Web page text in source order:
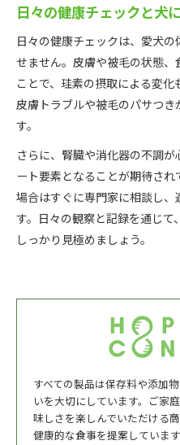
日々の健康チェックと犬
日々の健康チェックは、愛犬
せません。皮膚や被毛の状態
ことで、珪素の摂取による変化
皮膚トラブルや被毛のパサつ
す。
さらに、腎臓や消化器の不調
ート要素となることが期待さ
場合はすぐに専門家に相談し
す。日々の観察と記録を通じ
しっかり見極めましょう。
すべての製品は保存料や添加
いを大切にしています。ご家
味しさを楽しんでいただける
健康的な食事を提案しています